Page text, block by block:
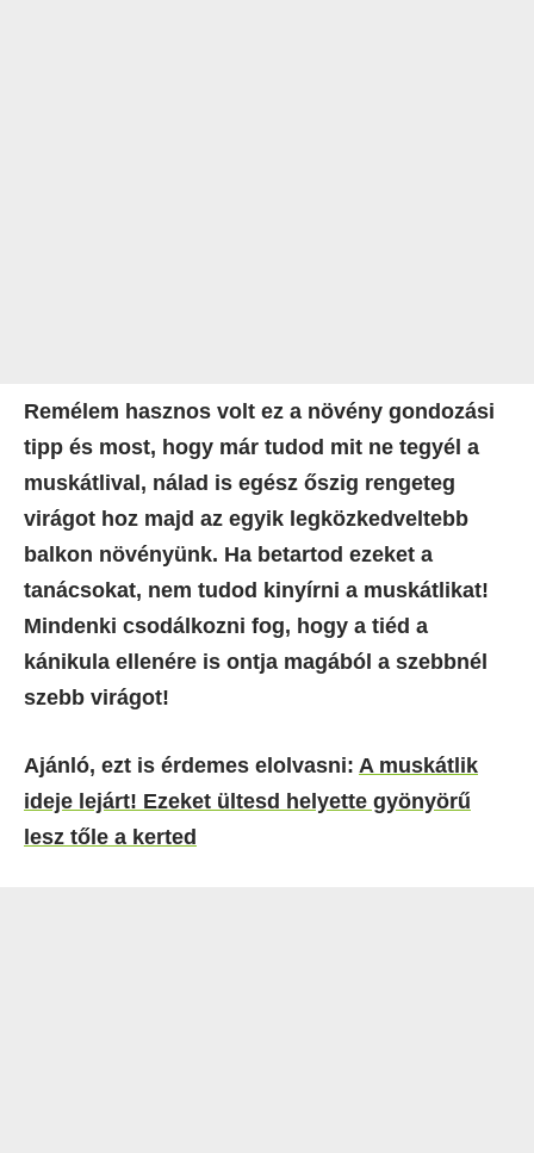
Remélem hasznos volt ez a növény gondozási
tipp és most, hogy már tudod mit ne tegyél a
muskátlival, nálad is egész őszig rengeteg
virágot hoz majd az egyik legközkedveltebb
balkon növényünk. Ha betartod ezeket a
tanácsokat, nem tudod kinyírni a muskátlikat!
Mindenki csodálkozni fog, hogy a tiéd a
kánikula ellenére is ontja magából a szebbnél
szebb virágot!
Ajánló, ezt is érdemes elolvasni: A muskátlik
ideje lejárt! Ezeket ültesd helyette gyönyörű
lesz tőle a kerted